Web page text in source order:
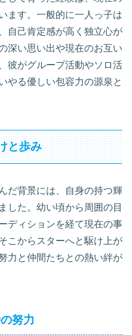
ます。一般的に一人っ子は
自己肯定感が高く独立心が
深い思い出や現在のお互い
彼がグループ活動やソロ活
やる優しい包容力の源泉と
と歩み
だ背景には、自身の持つ輝
した。幼い頃から周囲の目
ディションを経て現在の事
こからスターへと駆け上が
力と仲間たちとの熱い絆が
努力